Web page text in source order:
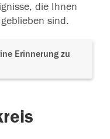
die Ihnen
sind.
Erinnerung zu